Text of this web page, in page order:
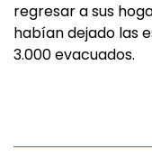
regresar a sus
habían dejado las
3.000 evacuados.